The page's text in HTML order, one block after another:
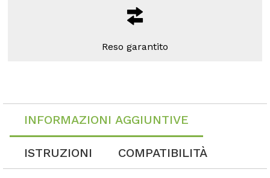
Reso garantito
INFORMAZIONI AGGIUNTIVE
ISTRUZIONI COMPATIBILITÀ